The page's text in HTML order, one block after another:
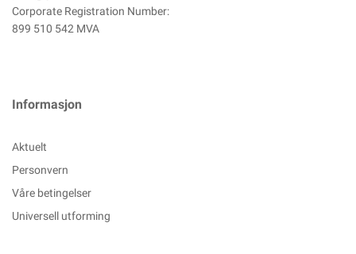
Corporate Registration Number:
899 510 542 MVA
Informasjon
Aktuelt
Personvern
Våre betingelser
Universell utforming